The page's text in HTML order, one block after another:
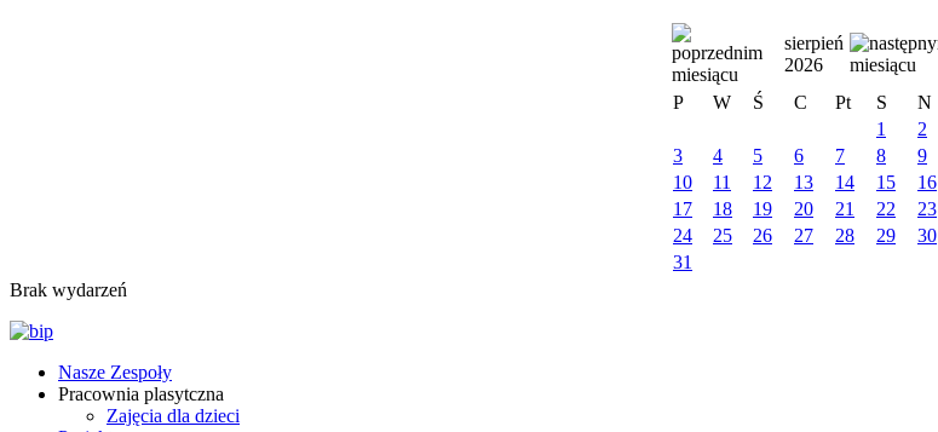
sierpień
2026
P
W Ś C Pt S
N
1
2
3
4 5 6 7 8
9
10
11 12 13 14 15
16
17
18 19 20 21 22
23
24
25 26 27 28 29
30
31
Brak wydarzeń
Nasze Zespoły
Pracownia plasytczna
Zajęcia dla dzieci